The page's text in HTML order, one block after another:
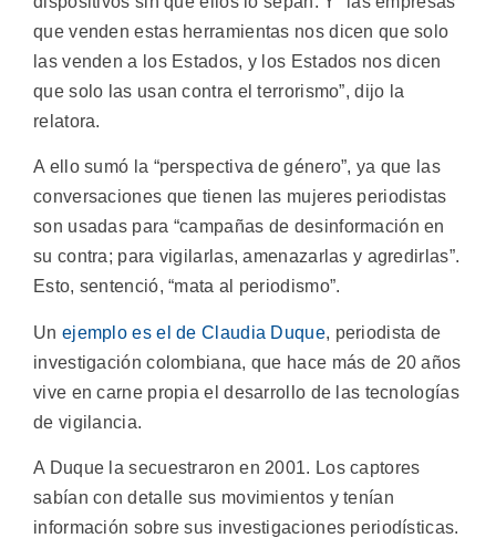
que venden estas herramientas nos dicen que solo
las venden a los Estados, y los Estados nos dicen
que solo las usan contra el terrorismo”, dijo la
relatora.
A ello sumó la “perspectiva de género”, ya que las
conversaciones que tienen las mujeres periodistas
son usadas para “campañas de desinformación en
su contra; para vigilarlas, amenazarlas y agredirlas”.
Esto, sentenció, “mata al periodismo”.
Un ejemplo es el de Claudia Duque, periodista de
investigación colombiana, que hace más de 20 años
vive en carne propia el desarrollo de las tecnologías
de vigilancia.
A Duque la secuestraron en 2001. Los captores
sabían con detalle sus movimientos y tenían
información sobre sus investigaciones periodísticas.